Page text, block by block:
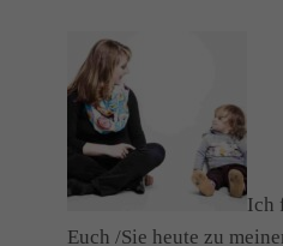
Ich
Euch /Sie heute zu